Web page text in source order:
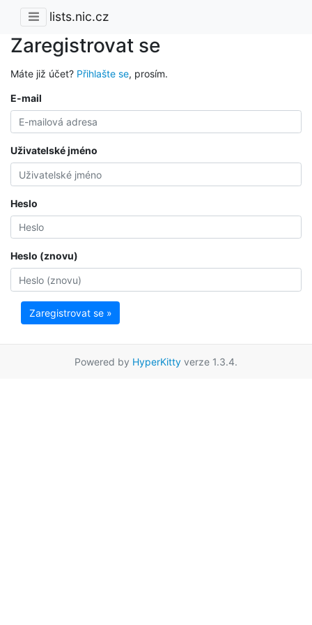
lists.nic.cz
Zaregistrovat se
Máte již účet? Přihlašte se, prosím.
E-mail
Uživatelské jméno
Heslo
Heslo (znovu)
Zaregistrovat se »
Powered by HyperKitty verze 1.3.4.